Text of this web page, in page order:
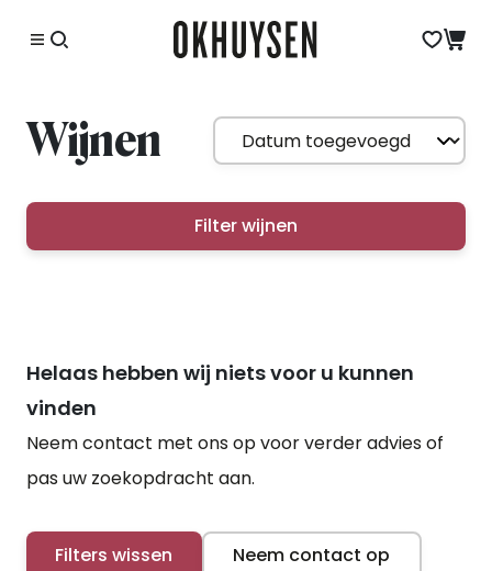
Wijnen
Filter wijnen
Helaas hebben wij niets voor u kunnen
vinden
Neem contact met ons op voor verder advies of
pas uw zoekopdracht aan.
Filters wissen Neem contact op